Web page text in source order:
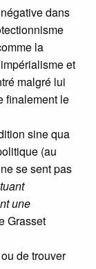
dans
la
et
malgré lui
finalement le
sine qua
(au
se sent pas
une
Grasset
de trouver